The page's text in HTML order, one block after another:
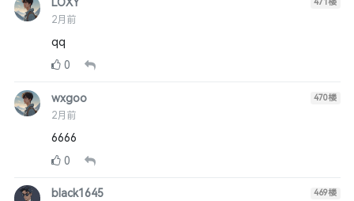
LOXY
2月前
471楼
qq
0
wxgoo
2月前
470楼
6666
0
black1645 469楼